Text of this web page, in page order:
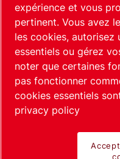
Plan du siteGérer
expérience et vous
pertinent. Vous avez
les cookies, autorisez
essentiels ou gérez
noter que certaines
pas fonctionner
cookies essentiels
privacy policy